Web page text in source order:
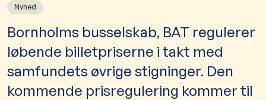
Nyhed
​Bornholms busselskab, BAT regulerer
løbende billetpriserne i takt med
samfundets øvrige stigninger. Den
kommende prisregulering kommer til